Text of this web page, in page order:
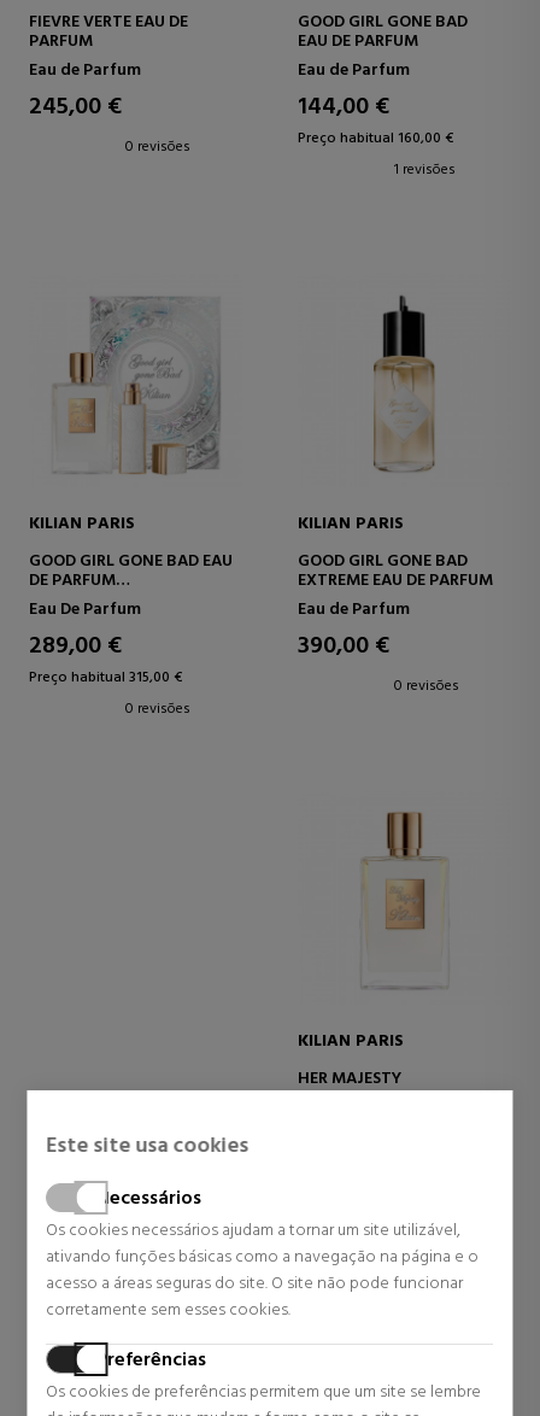
Este site usa cookies
Necessários
Os cookies necessários ajudam a tornar um site utilizável,
ativando funções básicas como a navegação na página e o
acesso a áreas seguras do site. O site não pode funcionar
corretamente sem esses cookies.
Preferências
Os cookies de preferências permitem que um site se lembre
FIEVRE VERTE EAU DE
PARFUM
Eau de Parfum
245,00 €
0 revisões
GOOD GIRL GONE BAD
EAU DE PARFUM
Eau de Parfum
144,00 €
Preço habitual 160,00 €
1 revisões
KILIAN PARIS
GOOD GIRL GONE BAD EAU
DE PARFUM
SET
Eau De Parfum
289,00 €
Preço habitual 315,00 €
0 revisões
KILIAN PARIS
GOOD GIRL GONE BAD
EXTREME EAU DE PARFUM
Eau de Parfum
390,00 €
0 revisões
KILIAN PARIS
HER MAJESTY